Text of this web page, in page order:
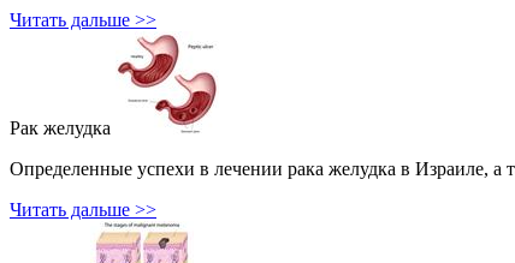
Читать дальше >>
Рак желудка
Определенные успехи в лечении рака желудка в Израиле, а
Читать дальше >>